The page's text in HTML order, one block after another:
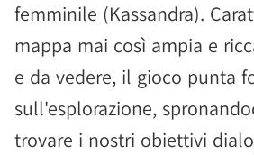
femminile (Kassandra).
mappa mai così ampia e
e da vedere, il gioco punta
sull'esplorazione,
trovare i nostri obiettivi